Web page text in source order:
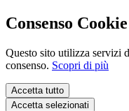
Consenso Cookie
Questo sito utilizza servizi
consenso. Scopri di più
Accetta tutto
Accetta selezionati